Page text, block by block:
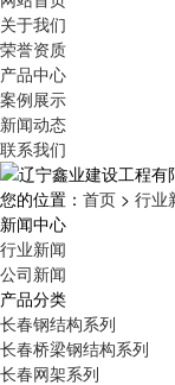
关于我们
荣誉资质
产品中心
案例展示
新闻动态
联系我们
您的位置： 首页 > 行业
新闻中心
行业新闻
公司新闻
产品分类
长春钢结构系列
长春桥梁钢结构系列
长春网架系列